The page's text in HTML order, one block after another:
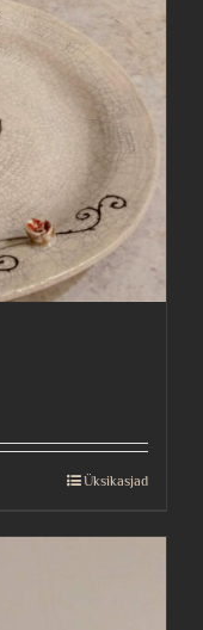
Üksikasjad